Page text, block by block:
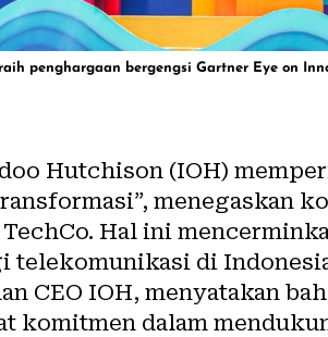
penghargaan bergengsi Gartner Eye on
Hutchison (IOH)
menegaskan
Hal ini
telekomunikasi di
CEO IOH, menyatakan
komitmen dalam